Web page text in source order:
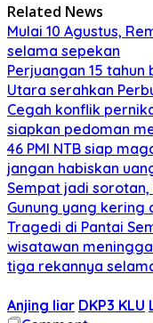
Related News
Mulai 10 Agustus,
selama sepekan
Perjuangan 15
Utara serahkan
Cegah konflik
siapkan pedoman
46 PMI NTB siap
jangan habiskan
Sempat jadi sorotan,
Gunung yang kering
Tragedi di Pantai
wisatawan
tiga rekannya
Anjing liar DKP3 KLU